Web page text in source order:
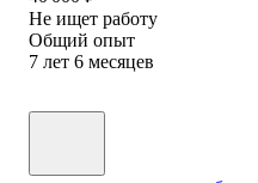
Не ищет работу
Общий опыт
7 лет 6 месяцев